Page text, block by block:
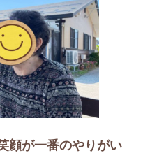
顔が一番のやりがい